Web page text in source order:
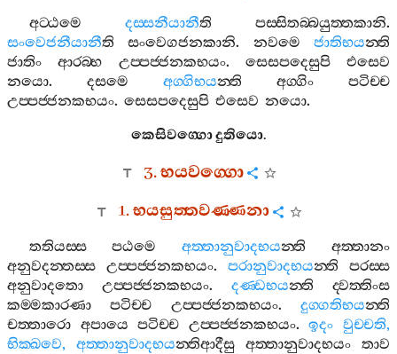
අට‍්ඨමෙ දස‍්සනීයානීති පස‍්සිතබ‍්බයුත‍්තකානි.
සංවෙජනීයානීති සංවෙගජනකානි. නවමෙ ජාතිභයන‍්ති
ජාතිං
ආරබ‍්භ උප‍්පජ‍්ජනකභයං. සෙසපදෙසුපි
එසෙව
නයො. දසමෙ අග‍්ගිභයන‍්ති අග‍්ගිං
පටිච‍්ච
උප‍්පජ‍්ජනකභයං. සෙසපදෙසුපි එසෙව නයො.
කෙසිවග‍්ගොදුතියො.
3.භයවග‍්ගො
1.භයසුත‍්තවණ‍්ණනා
තතියස‍්ස පඨමෙ අත‍්තානුවාදභයන‍්ති
අත‍්තානං
අනුවදන‍්තස‍්ස
උප‍්පජ‍්ජනකභයං. පරානුවාදභයන‍්ති
පරස‍්ස
අනුවාදතො
උප‍්පජ‍්ජනකභයං. දණ‍්ඩභයන‍්ති
ද‍්වත‍්තිංස
කම‍්මකාරණා
පටිච‍්ච උප‍්පජ‍්ජනකභයං.දුග‍්ගතිභයන‍්ති
චත‍්තාරො අපායෙ පටිච‍්ච උප‍්පජ‍්ජනකභයං.ඉදං වුච‍්චති,
භික‍්ඛවෙ, අත‍්තානුවාදභයන‍්තිආදීසු අත‍්තානුවාදභයං
තාව